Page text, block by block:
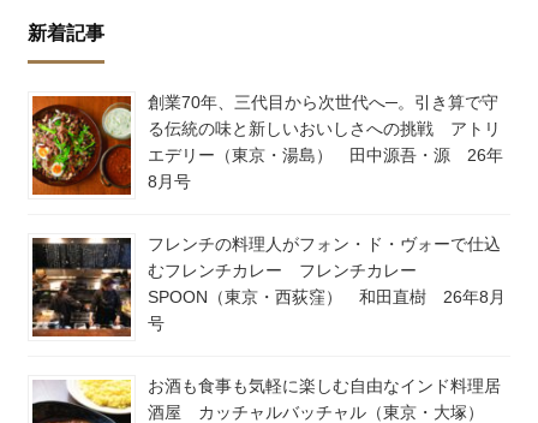
新着記事
創業70年、三代目から次世代へ─。引き算で守
る伝統の味と新しいおいしさへの挑戦 アトリ
エデリー（東京・湯島） 田中源吾・源 26年
8月号
フレンチの料理人がフォン・ド・ヴォーで仕込
むフレンチカレー フレンチカレー
SPOON（東京・西荻窪） 和田直樹 26年8月
号
お酒も食事も気軽に楽しむ自由なインド料理居
酒屋 カッチャルバッチャル（東京・大塚）